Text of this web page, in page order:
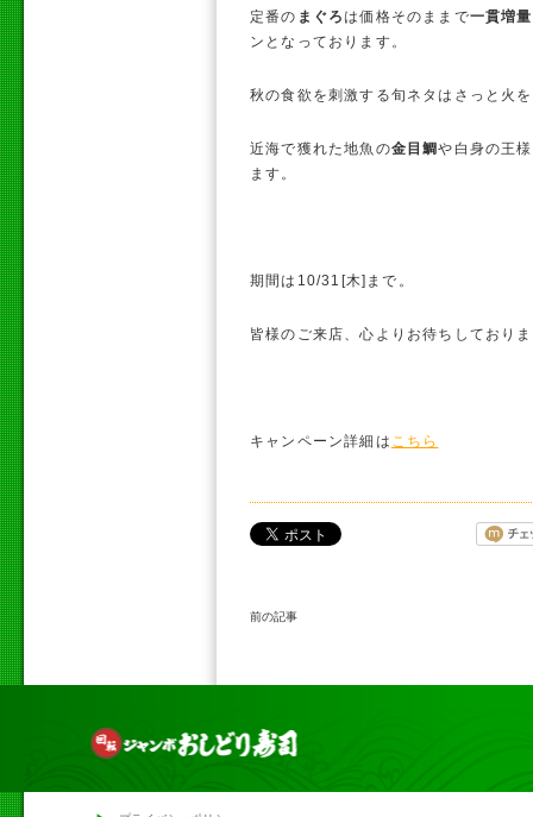
定番の まぐろは価格そのままで一貫増量
ンとなっております。
秋の食欲を刺激する旬ネタはさっと火
近海で獲れた地魚の金目鯛や白身の王
ます。
期間は10/31[木]まで。
皆様のご来店、心よりお待ちしており
キャンペーン詳細は こちら
前の記事